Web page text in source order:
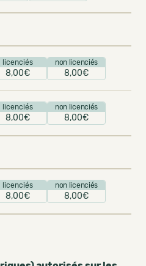
licenciés
8,00€
non licenciés
8,00€
licenciés
8,00€
non licenciés
8,00€
licenciés
8,00€
non licenciés
8,00€